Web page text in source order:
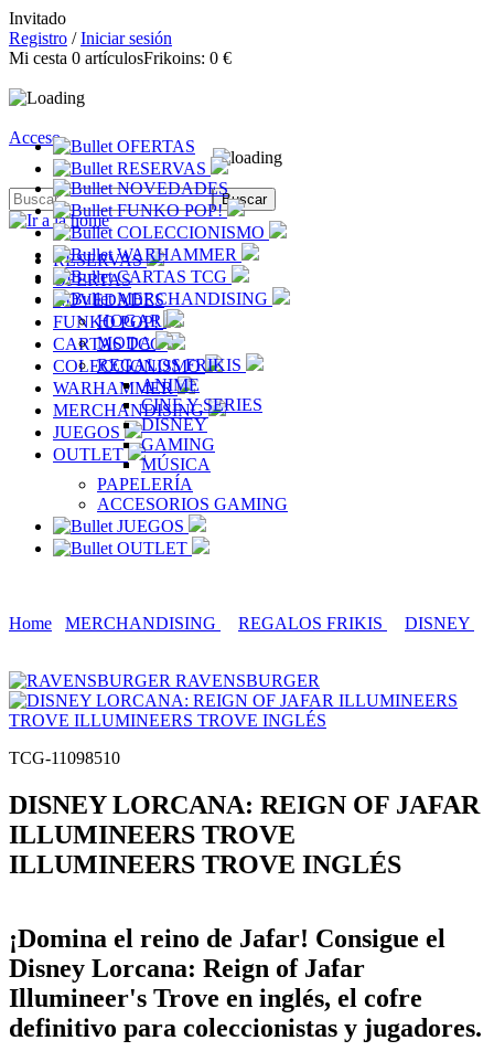
Invitado
Registro /Iniciar sesión
Mi cesta 0 artículosFrikoins: 0 €
Acceso
RESERVAS
OFERTAS
NOVEDADES
FUNKO POP!
CARTAS TCG
COLECCIONISMO
WARHAMMER
MERCHANDISING
JUEGOS
OUTLET
OFERTAS
RESERVAS
NOVEDADES
FUNKO POP!
COLECCIONISMO
WARHAMMER
CARTAS TCG
MERCHANDISING
HOGAR
MODA
REGALOS FRIKIS
ANIME
CINE Y SERIES
DISNEY
GAMING
MÚSICA
PAPELERÍA
ACCESORIOS GAMING
JUEGOS
OUTLET
Home MERCHANDISING REGALOS FRIKIS DISNEY
RAVENSBURGER
TCG-11098510
DISNEY LORCANA: REIGN OF JAFAR
ILLUMINEERS TROVE
ILLUMINEERS TROVE INGLÉS
¡Domina el reino de Jafar! Consigue el
Disney Lorcana: Reign of Jafar
Illumineer's Trove en inglés, el cofre
definitivo para coleccionistas y jugadores.